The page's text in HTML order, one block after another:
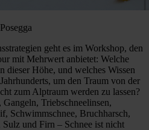
geht es im Workshop, den
mit Mehrwert anbietet: Welche
dieser Höhe, und welches Wissen
um den Traum von der
zum Alptraum werden zu lassen?
Triebschneelinsen,
Schwimmschnee, Bruchharsch,
Sulz und Firn – Schnee ist nicht